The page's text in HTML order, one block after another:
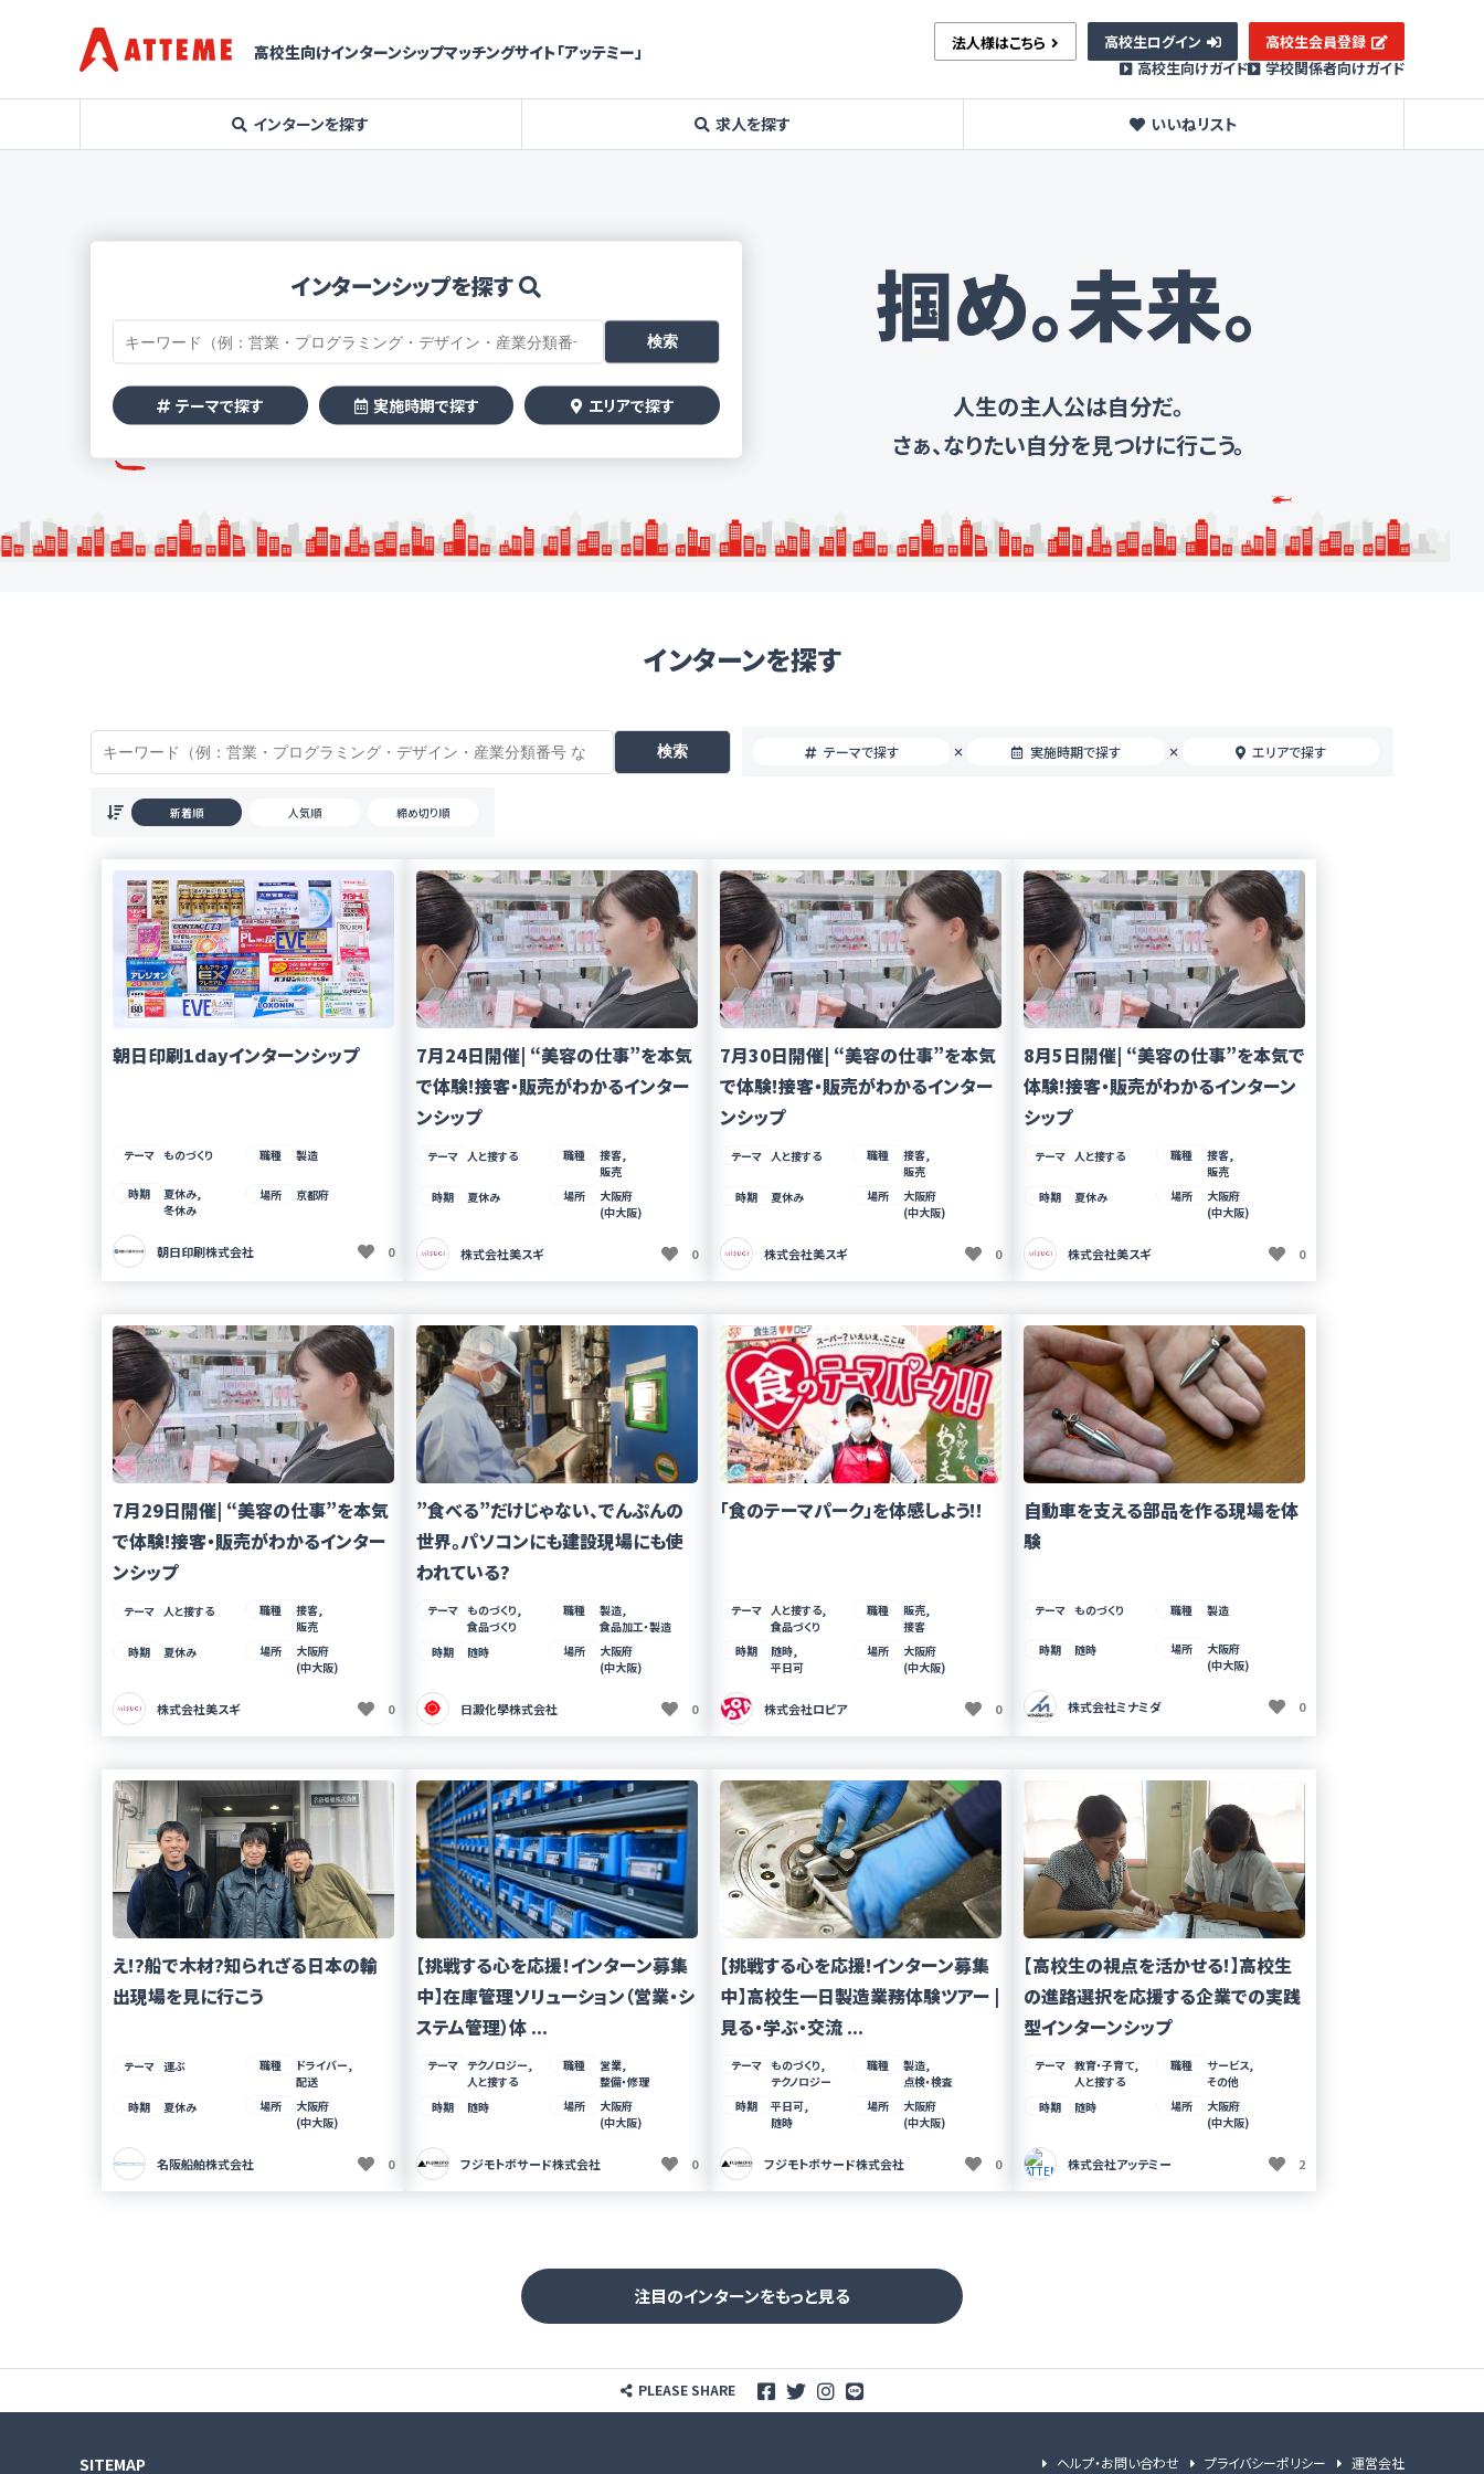
高校生向けインターンシップマッチングサイト「アッテミー」
高校生向けガイド 学校関係者向けガイド
法人様はこちら 高校生ログイン 高校生会員登録
インターンを探す 求人を探す いいねリスト
掴め。未来。
人生の主人公は自分だ。
さぁ、なりたい自分を見つけに行こう。
インターンシップを探す
テーマで探す 実施時期で探す エリアで探す
インターンを探す
テーマで探す × 実施時期で探す × エリアで探す
新着順 人気順 締め切り順
朝日印刷1dayインターンシップ
テーマ ものづくり 職種 製造
時期
夏休み,
冬休み
場所 京都府
朝日印刷株式会社 0
7月24日開催| “美容の仕事”を本気
で体験!接客・販売がわかるインター
ンシップ
テーマ 人と接する 職種
接客,
販売
時期
夏休み 場所
大阪府
(中大阪)
株式会社美スギ 0
7月30日開催| “美容の仕事”を本気
で体験!接客・販売がわかるインター
ンシップ
テーマ 人と接する 職種
接客,
販売
時期
夏休み 場所
大阪府
(中大阪)
株式会社美スギ 0
8月5日開催| “美容の仕事”を本気で
体験!接客・販売がわかるインターン
シップ
テーマ 人と接する 職種
接客,
販売
時期
夏休み 場所
大阪府
(中大阪)
株式会社美スギ 0
7月29日開催| “美容の仕事”を本気
で体験!接客・販売がわかるインター
ンシップ
テーマ 人と接する 職種
接客,
販売
時期
夏休み 場所
大阪府
(中大阪)
株式会社美スギ 0
”食べる”だけじゃない、でんぷんの
世界。パソコンにも建設現場にも使
われている?
テーマ ものづくり,
食品づくり
職種
製造,
食品加工・製造
時期
随時 場所
大阪府
(中大阪)
日澱化學株式会社 0
「食のテーマパーク」を体感しよう!!
テーマ 人と接する,
食品づくり
職種
販売,
接客
時期
随時,
平日可
場所
大阪府
(中大阪)
株式会社ロピア 0
自動車を支える部品を作る現場を体
験
テーマ ものづくり 職種 製造
時期 随時 場所
大阪府
(中大阪)
株式会社ミナミダ 0
え!?船で木材?知られざる日本の輸
出現場を見に行こう
テーマ 運ぶ 職種
ドライバー,
配送
時期
夏休み 場所
大阪府
(中大阪)
名阪船舶株式会社 0
【挑戦する心を応援！インターン募集
中】在庫管理ソリューション（営業・シ
ステム管理）体 ...
テーマ テクノロジー,
人と接する
職種
営業,
整備・修理
時期
随時 場所
大阪府
(中大阪)
フジモトボサード株式会社 0
【挑戦する心を応援!インターン募集
中】高校生一日製造業務体験ツアー |
見る・学ぶ・交流 ...
テーマ ものづくり,
テクノロジー
職種
製造,
点検・検査
時期
平日可,
随時
場所
大阪府
(中大阪)
フジモトボサード株式会社 0
【高校生の視点を活かせる!】高校生
の進路選択を応援する企業での実践
型インターンシップ
テーマ 教育・子育て,
人と接する
職種
サービス,
その他
時期
随時 場所
大阪府
(中大阪)
株式会社アッテミー 2
注目のインターンをもっと見る
PLEASE SHARE
SITEMAP ヘルプ・お問い合わせ プライバシーポリシー 運営会社